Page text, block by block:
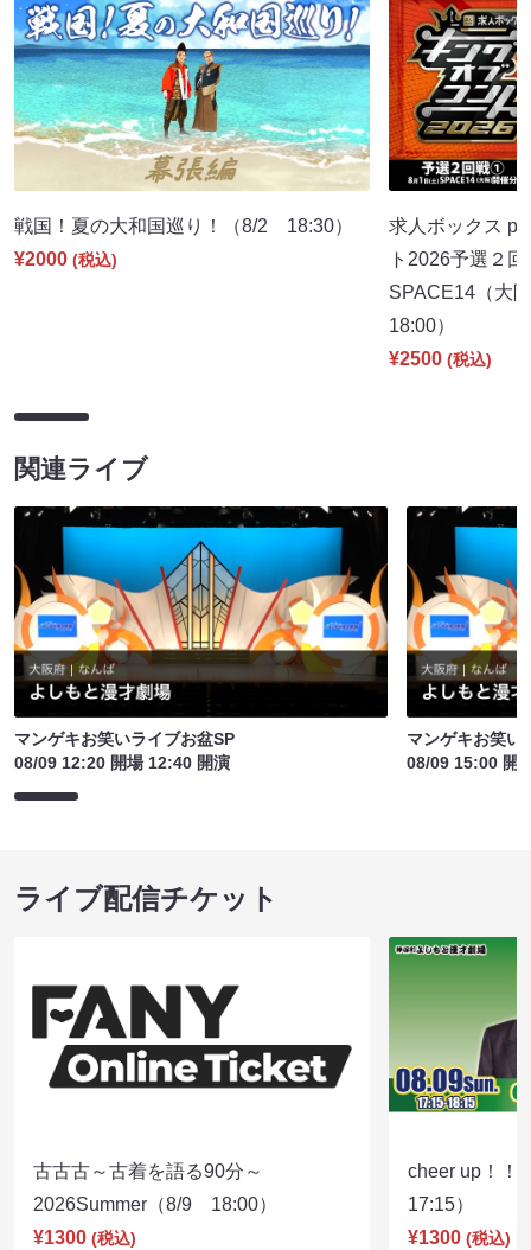
戦国！夏の大和国巡り！（8/2 18:30）
¥2000 (税込)
求人ボックス
ト2026予選２
SPACE14（大
18:00）
¥2500 (税込)
関連ライブ
マンゲキお笑いライブお盆SP
08/09 12:20 開場 12:40 開演
マンゲキお笑い
08/09 15:00 開
ライブ配信チケット
古古古～古着を語る90分～
2026Summer（8/9 18:00）
¥1300 (税込)
cheer up！
17:15）
¥1300 (税込)